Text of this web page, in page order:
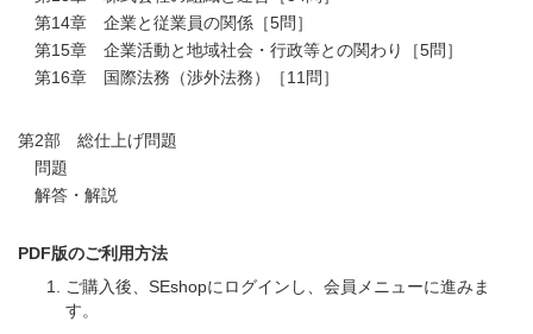
第14章 企業と従業員の関係［5問］
第15章 企業活動と地域社会・行政等との関わり［5問］
第16章 国際法務（渉外法務）［11問］
第2部 総仕上げ問題
問題
解答・解説
PDF版のご利用方法
ご購入後、SEshopにログインし、会員メニューに進みま
す。